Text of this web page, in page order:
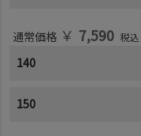
通常価格 ￥ 7,590 税込
140
150